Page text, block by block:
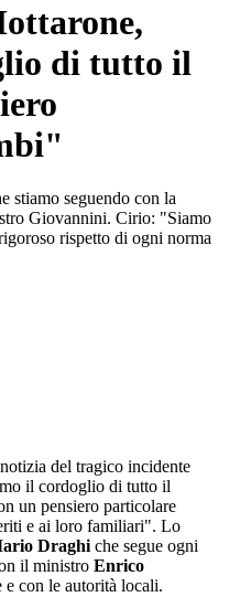
di tutto il
stiamo seguendo con la
Giovannini. Cirio: "Siamo
rispetto di ogni norma
del tragico incidente
il cordoglio di tutto il
un pensiero particolare
e ai loro familiari". Lo
Draghi che segue ogni
il ministro Enrico
con le autorità locali.